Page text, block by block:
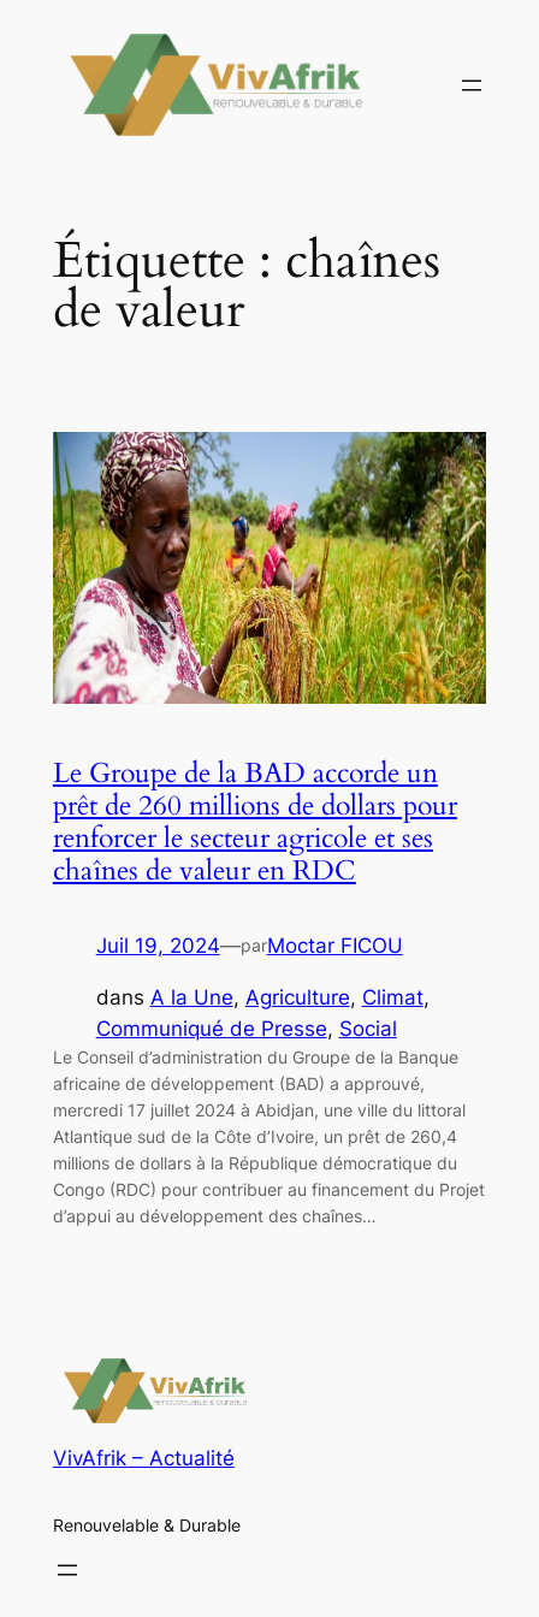
contenu
Étiquette : chaînes
de valeur
Le Groupe de la BAD accorde un
prêt de 260 millions de dollars pour
renforcer le secteur agricole et ses
chaînes de valeur en RDC
Juil 19, 2024—parMoctar FICOU
dans A la Une, Agriculture, Climat
Communiqué de Presse, Social
Le Conseil d’administration du Groupe de la Banque
africaine de développement (BAD) a approuvé,
mercredi 17 juillet 2024 à Abidjan, une ville du littoral
Atlantique sud de la Côte d’Ivoire, un prêt de 260,4
millions de dollars à la République démocratique du
Congo (RDC) pour contribuer au financement du Projet
d’appui au développement des chaînes…
VivAfrik – Actualité
Renouvelable & Durable